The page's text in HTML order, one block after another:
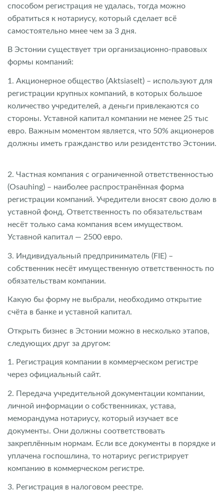
способом регистрация не удалась, тогда можно
обратиться к нотариусу, который сделает всё
самостоятельно мнее чем за 3 дня.
В Эстонии существует три организационно-правовых
формы компаний:
1. Акционерное общество (Aktsiaselt) – используют для
регистрации крупных компаний, в которых большое
количество учредителей, а деньги привлекаются со
стороны. Уставной капитал компании не менее 25 тыс
евро. Важным моментом является, что 50% акционеров
должны иметь гражданство или резидентство Эстонии.
2. Частная компания с ограниченной ответственностью
(Osauhing) – наиболее распространённая форма
регистрации компаний. Учредители вносят свою долю в
уставной фонд. Ответственность по обязательствам
несёт только сама компания всем имуществом.
Уставной капитал — 2500 евро.
3. Индивидуальный предприниматель (FIE) –
собственник несёт имущественную ответственность по
обязательствам компании.
Какую бы форму не выбрали, необходимо открытие
счёта в банке и уставной капитал.
Открыть бизнес в Эстонии можно в несколько этапов,
следующих друг за другом:
1. Регистрация компании в коммерческом регистре
через официальный сайт.
2. Передача учредительной документации компании,
личной информации о собственниках, устава,
меморандума нотариусу, который изучает все
документы. Они должны соответствовать
закреплённым нормам. Если все документы в порядке и
уплачена госпошлина, то нотариус регистрирует
компанию в коммерческом регистре.
3. Регистрация в налоговом реестре.